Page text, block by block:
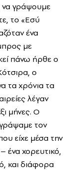
να γράψουμε
το «Εσύ
ένα
με
πάνω ήρθε ο
ο
τα χρόνια τα
λέγαν
μήνες. Ο
τον
είχε μέσα την
ένα χορευτικό,
και διάφορα